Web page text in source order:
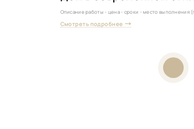
Описание работы - цена - сроки - место
Смотреть подробнее